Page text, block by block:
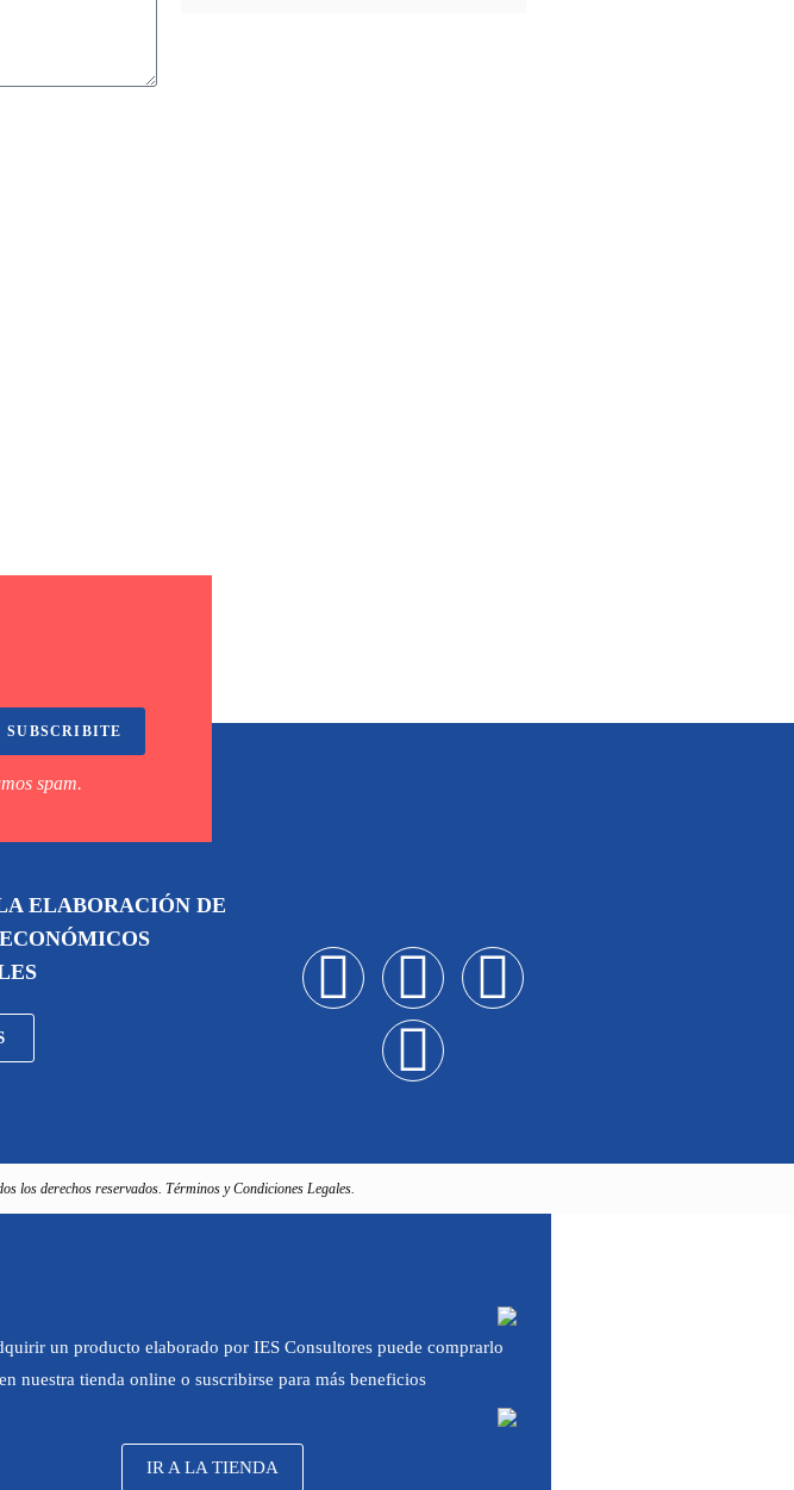
SUBSCRIBITE
spam.
ELABORACIÓN DE
los derechos reservados. Términos y Condiciones Legales.
un producto elaborado por IES Consultores puede comprarlo
en nuestra tienda online o suscribirse para más beneficios
IR A LA TIENDA